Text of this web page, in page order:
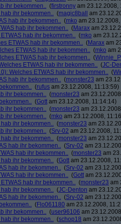
ihr bekommen.. (firstronny am 23.12.2008,
ihr bekommen.. (magic8ball
am
hab ihr bekommen.. (mko am
hab ihr bekommen.. (Marax am
hab ihr bekommen.. (mko am
ETWAS hab ihr bekommen.. (Marax am
ETWAS hab ihr bekommen.. (mko am
ETWAS hab ihr bekommen.. (
ETWAS hab ihr bekommen.. (JC-
Welches ETWAS hab ihr bekommen.. (
hab ihr bekommen.. (monster23 am
(rufus am 23.12.2008, 11:13:59)
ihr bekommen.. (monster23 am
(Gott am 23.12.2008, 11:14:14)
ihr bekommen.. (monster23 am
ihr bekommen.. (mko am 23.12.2008,
ihr bekommen.. (monster23 am
ihr bekommen.. (Srv-02 am 23.12.2008,
ihr bekommen.. (monster23 am
hab ihr bekommen.. (Srv-02 am
hab ihr bekommen.. (monster23 am
ihr bekommen.. (Gott am 23.12.2008,
hab ihr bekommen.. (Srv-02 am
hab ihr bekommen.. (Gott am
hab ihr bekommen.. (monster23 am
ihr bekommen.. (JC-Denton am
hab ihr bekommen.. (Srv-02 am
(Flo061180 am 23.12.2008,
ihr bekommen.. (user96106 am
ihr bekommen.. (schop18 am